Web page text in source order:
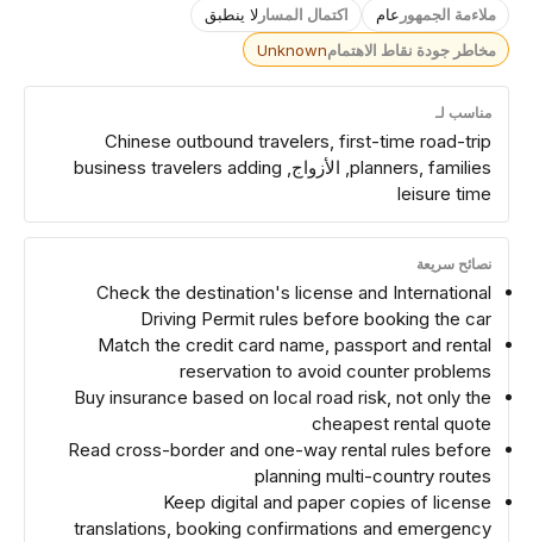
ملاءمة الجمهور عام اكتمال المسار لا ينطبق
مخاطر جودة نقاط الاهتمامUnknown
مناسب لـ
Chinese outbound travelers, first-time road-trip
planners, families, الأزواج, business travelers adding
leisure time
نصائح سريعة
Check the destination's license and International
Driving Permit rules before booking the car
Match the credit card name, passport and rental
reservation to avoid counter problems
Buy insurance based on local road risk, not only the
cheapest rental quote
Read cross-border and one-way rental rules before
planning multi-country routes
Keep digital and paper copies of license
translations, booking confirmations and emergency